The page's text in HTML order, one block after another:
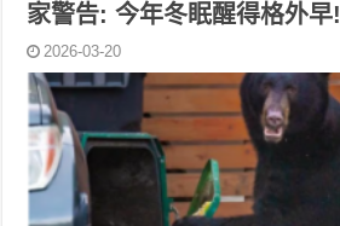
家警告: 今年冬眠醒得格外早!
2026-03-20